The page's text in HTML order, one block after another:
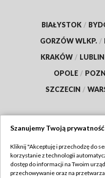
BIAŁYSTOK /
GORZÓW WLKP. /
KRAKÓW / LUBLIN
OPOLE /
SZCZECIN /
Abonament TVP
Szanujemy Twoją prywatność
Kliknij "Akceptuję i przechodzę do
korzystanie z technologii
dostęp do informacji na Twoim
przechowywanie oraz na